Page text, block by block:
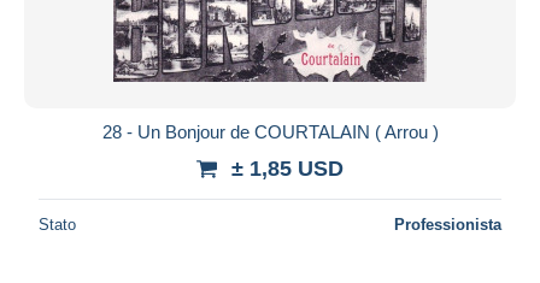
28 - Un Bonjour de COURTALAIN ( Arrou )
± 1,85 USD
Stato Professionista